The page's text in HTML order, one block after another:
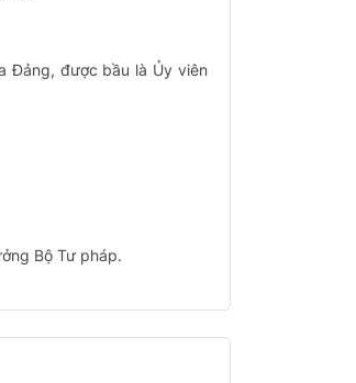
Đảng, được bầu là Ủy viên
Bộ Tư pháp.